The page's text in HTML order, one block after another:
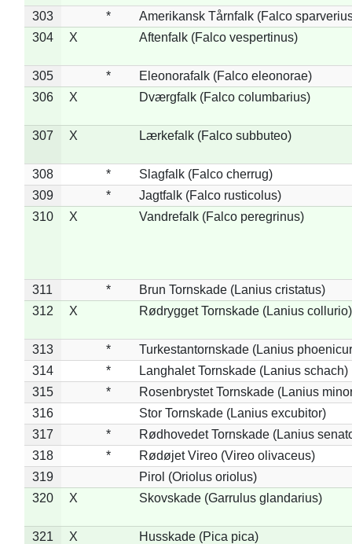
303 *
Amerikansk Tårnfalk (Falco
304
X Aftenfalk (Falco vespertinus)
305 *
Eleonorafalk (Falco eleonorae)
306
X Dværgfalk (Falco columbarius)
307 X Lærkefalk (Falco subbuteo)
308 *
Slagfalk (Falco cherrug)
309
*
Jagtfalk (Falco rusticolus)
310
X Vandrefalk (Falco peregrinus)
311 *
Brun Tornskade (Lanius cristatus)
312
X Rødrygget Tornskade (Lanius collurio)
313 *
Turkestantornskade (Lanius
314
*
Langhalet Tornskade (Lanius schach)
315
*
Rosenbrystet Tornskade (Lanius
316
Stor Tornskade (Lanius excubitor)
317
*
Rødhovedet Tornskade (Lanius
318
*
Rødøjet Vireo (Vireo olivaceus)
319
Pirol (Oriolus oriolus)
320
X Skovskade (Garrulus glandarius)
321 X Husskade (Pica pica)